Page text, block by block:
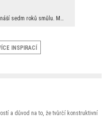
Říká se, že rozbité zrcadlo přináší sedm roků smůlu. My na pověry nevěříme, a proto měníme rozbit...
INSPIRACÍ
a důvod na to, že tvůrčí konstruktivní